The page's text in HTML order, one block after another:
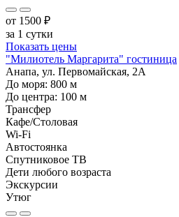
от 1500 ₽
за 1 сутки
Показать цены
"Милиотель Маргарита" гостиница
Анапа, ул. Первомайская, 2А
До моря: 800 м
До центра: 100 м
Трансфер
Кафе/Столовая
Wi-Fi
Автостоянка
Спутниковое ТВ
Дети любого возраста
Экскурсии
Утюг